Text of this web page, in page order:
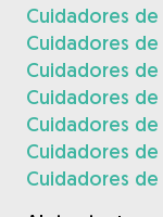
Cuidadores
Cuidadores
Cuidadores
Cuidadores
Cuidadores
Cuidadores
Cuidadores